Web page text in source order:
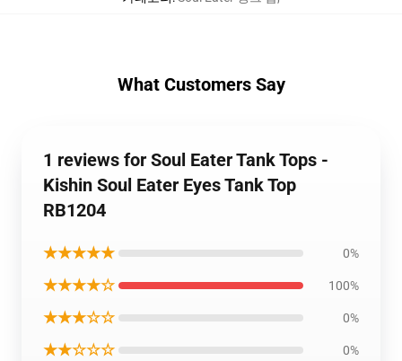
What Customers Say
1 reviews for Soul Eater Tank Tops -
Kishin Soul Eater Eyes Tank Top
RB1204
★★★★★ 0%
★★★★☆ 100%
★★★☆☆ 0%
★★☆☆☆ 0%